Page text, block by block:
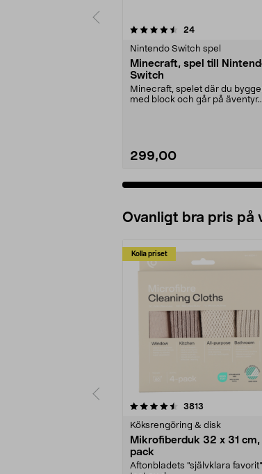
24recensioner
Nintendo Switch spel
Minecraft, spel till
Switch
Minecraft, spelet där du
med block och går på äventyr.
299,00
5.0 av 5 stjärnor
Ovanligt bra pris på
Kolla priset
3813
Köksrengöring & disk
Mikrofiberduk 32 x 31
pack
Aftonbladets "självklara
4.0av 5 stjärnor